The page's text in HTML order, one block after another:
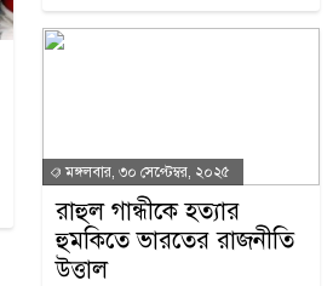
মঙ্গলবার, ৩০ সেপ্টেম্বর, ২০২৫
রাহুল গান্ধীকে হত্যার
হুমকিতে ভারতের রাজনীতি
উত্তাল